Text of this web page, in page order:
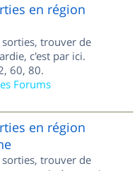
en région
trouver de
c'est par ici.
60, 80.
Forums
en région
trouver de